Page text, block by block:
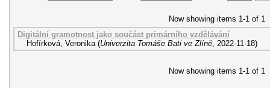
Now showing items 1-1 of 1
Digitální gramotnost jako součást primárního vzdělávání
Hofírková, Veronika (Univerzita Tomáše Bati ve Zlíně, 2022-11-18)
Now showing items 1-1 of 1